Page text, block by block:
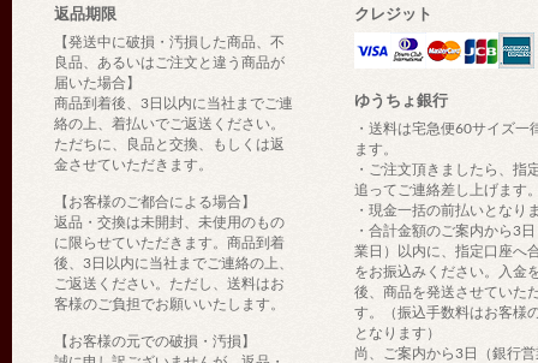
返品期限
【発送中に破損・汚損した商品、不
良品、あるいはご注文と違う商品が
届いた場合】
商品到着後、3日以内に当社までご連
絡の上、着払いでご返送ください。
ただちに、良品と交換、もしくは返
金させていただきます。
【お客様のご都合による場合】
返品・交換は未開封、未使用のもの
に限らせていただきます。商品到着
後、3日以内に当社までご連絡の上、
ご返送ください。ただし、送料はお
客様のご負担でお願いいたします。
【お客様の元での破損・汚損】
クレジット
ゆうちょ銀行
・送料は宅急便60サイズ一
ます。
・ご注文頂きましたら、指
追ってご連絡差し上げます
・現金一括の前払いとなり
・合計金額のご案内から3
業日）以内に、指定口座へ
をお振込みください。入金
後、商品を発送させていた
す。（振込手数料はお客様
となります）
尚、ご案内から3日（銀行